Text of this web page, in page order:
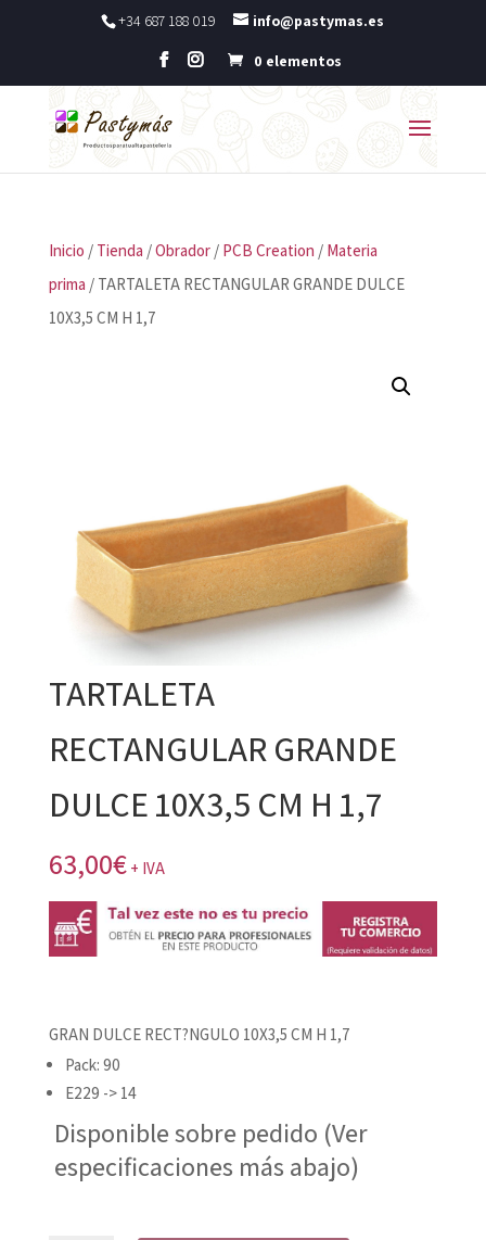
+34 687 188 019 info@pastymas.es
0 elementos
Inicio / Tienda /Obrador/ PCB Creation / Materia
prima / TARTALETA RECTANGULAR GRANDE DULCE
10X3,5 CM H 1,7
TARTALETA
RECTANGULAR GRANDE
DULCE 10X3,5 CM H 1,7
63,00€ + IVA
GRAN DULCE RECT?NGULO 10X3,5 CM H 1,7
Pack: 90
E229 -> 14
Disponible sobre pedido (Ver
especificaciones más abajo)